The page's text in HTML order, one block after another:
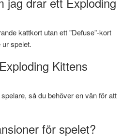
kattkort utan ett ”Defuse”-kort
ur spelet.
Kittens
så du behöver en vän för att
för spelet?